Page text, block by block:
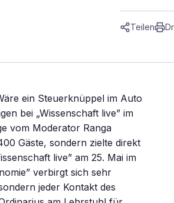
Teilen
ein Steuerknüppel im Auto
bei „Wissenschaft live” im
vom Moderator Ranga
Gäste, sondern zielte direkt
live” am 25. Mai im
verbirgt sich sehr
jeder Kontakt des